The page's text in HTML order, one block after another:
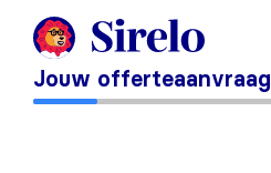
Jouw offerteaanvraag